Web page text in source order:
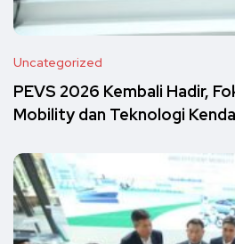
Uncategorized
PEVS 2026 Kembali Hadir,
Mobility dan Teknologi